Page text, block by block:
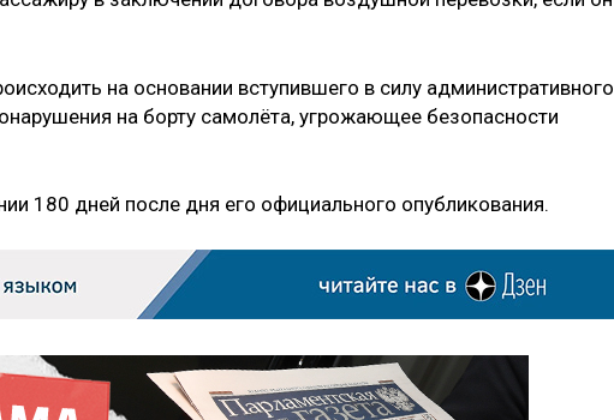
на основании вступившего в силу административного
на борту самолёта, угрожающее безопасности
180 дней после дня его официального опубликования.